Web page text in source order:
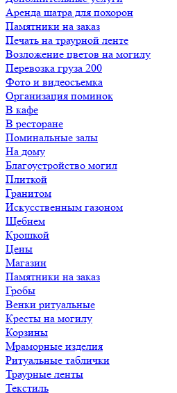
Аренда шатра для похорон
Памятники на заказ
Печать на траурной ленте
Возложение цветов на могилу
Перевозка груза 200
Фото и видеосъемка
Организация поминок
В кафе
В ресторане
Поминальные залы
На дому
Благоустройство могил
Плиткой
Гранитом
Искусственным газоном
Щебнем
Крошкой
Цены
Магазин
Памятники на заказ
Гробы
Венки ритуальные
Кресты на могилу
Корзины
Мраморные изделия
Ритуальные таблички
Траурные ленты
Текстиль